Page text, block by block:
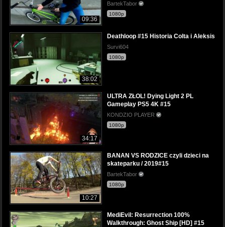
09:36
BartekTabor
1080p
38:02
Deathloop #15 Historia Colta i Aleksis
Survi604
1080p
34:17
ULTRA ZŁOL! Dying Light 2 PL
Gameplay PS5 4K #15
KONDZIO PLAYER
1080p
10:27
BANAN VS RODZICE czyli dzieci na
skateparku / 2019#15
BartekTabor
1080p
MediEvil: Resurrection 100%
Walkthrough: Ghost Ship [HD] #15